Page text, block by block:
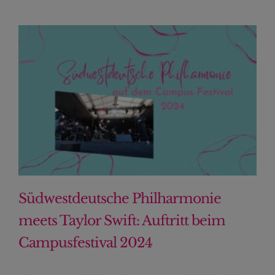
Südwestdeutsche Philharmonie
meets Taylor Swift: Auftritt beim
Campusfestival 2024